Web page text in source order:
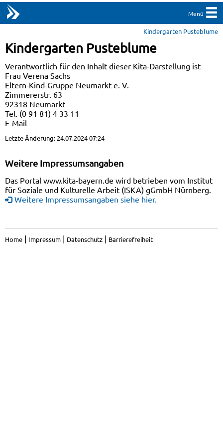
Menü
Kindergarten Pusteblume
Kindergarten Pusteblume
Verantwortlich für den Inhalt dieser Kita-Darstellung ist
Frau Verena Sachs
Eltern-Kind-Gruppe Neumarkt e. V.
Zimmererstr. 63
92318 Neumarkt
Tel. (0 91 81) 4 33 11
E-Mail
Letzte Änderung: 24.07.2024 07:24
Weitere Impressumsangaben
Das Portal www.kita-bayern.de wird betrieben vom Institut
für Soziale und Kulturelle Arbeit (ISKA) gGmbH Nürnberg.
Weitere Impressumsangaben siehe hier.
Home | Impressum | Datenschutz | Barrierefreiheit